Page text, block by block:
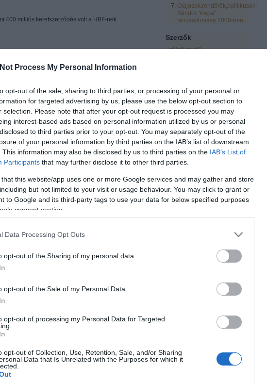
Process My Personal Information
opt-out of the sale, sharing to third parties, or processing of your personal or
for targeted advertising by us, please use the below opt-out section to
selection. Please note that after your opt-out request is processed you may
interest-based ads based on personal information utilized by us or personal
to third parties prior to your opt-out. You may separately opt-out of the
of your personal information by third parties on the IAB’s list of downstream
This information may also be disclosed by us to third parties on the IAB’s List of
Participants that may further disclose it to other third parties.
that this website/app uses one or more Google services and may gather and store
but not limited to your visit or usage behaviour. You may click to grant or
to Google and its third-party tags to use your data for below specified purposes
consent section.
Data Processing Opt Outs
opt-out of the Sharing of my personal data.
opt-out of the Sale of my Personal Data.
opt-out of processing my Personal Data for Targeted
opt-out of Collection, Use, Retention, Sale, and/or Sharing
Data that Is Unrelated with the Purposes for which it
400 milliós keretszerződés volt a HBF-nek.
érdeklődőbb):
(kivehetetlen 12:22)
hordani a lóvét, de megmondom őszintén,
lett elhordva. Úgy zsebbe.
ezt nem hiszem el. Ez a pofátlanságnak is van
amikor bele lett keverve (utánozza a hangját,
geci azt mondja ez a Mazsu! Hát őneki 5 se kellett
így működne korrektül– Nyugaton is van ilyen – én is
eurót – függetlenül attól, nem elvtelenül, hanem
– azt mondák, itt van öreg – erre nem sajnálja az
Gondolj bele…
már akkora a verseny – még a bankkölcsönt se vedd ki –
meghatározva. A kis geci – és még elköltötte az előző
– csak Zsolt is azt mondta, hogy ez olyan kínos
Olajosok,rendőrök,politikusok:
Sándor "Papa"
tanúvallomása 2000-ben
Szerzők
sHelf (profil)
Vendégblgr ( profil)
Rozsnyai Zsolt ( profil)
LCsilla16 (profil)